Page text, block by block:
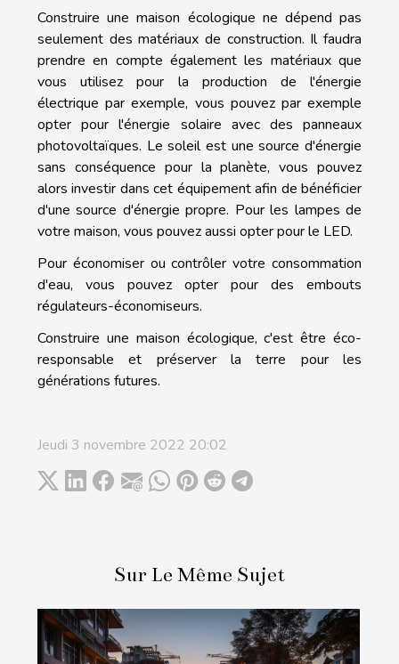
Construire une maison écologique ne dépend pas
seulement des matériaux de construction. Il faudra
prendre en compte également les matériaux que
vous utilisez pour la production de l'énergie
électrique par exemple, vous pouvez par exemple
opter pour l'énergie solaire avec des panneaux
photovoltaïques. Le soleil est une source d'énergie
sans conséquence pour la planète, vous pouvez
alors investir dans cet équipement afin de bénéficier
d'une source d'énergie propre. Pour les lampes de
votre maison, vous pouvez aussi opter pour le LED.
Pour économiser ou contrôler votre consommation
d'eau, vous pouvez opter pour des embouts
régulateurs-économiseurs.
Construire une maison écologique, c'est être éco-
responsable et préserver la terre pour les
générations futures.
Jeudi 3 novembre 2022 20:02
Sur Le Même Sujet